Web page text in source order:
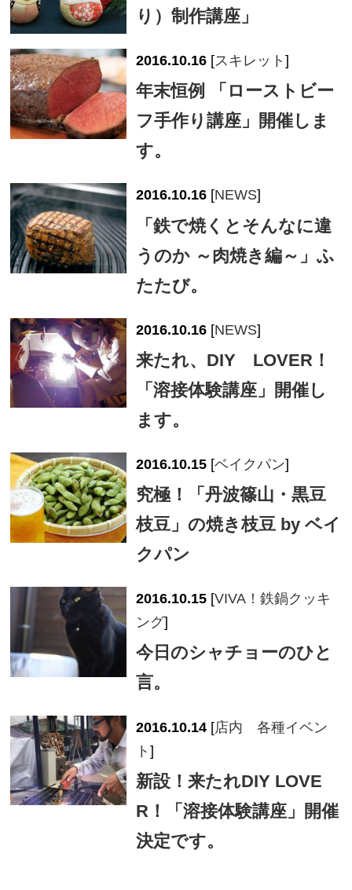
り）制作講座」
2016.10.16 [スキレット]
年末恒例 「ローストビー
フ手作り講座」開催しま
す。
2016.10.16 [NEWS]
「鉄で焼くとそんなに違
うのか ～肉焼き編～」ふ
たたび。
2016.10.16 [NEWS]
来たれ、DIY LOVER！
「溶接体験講座」開催し
ます。
2016.10.15 [ベイクパン]
究極！「丹波篠山・黒豆
枝豆」の焼き枝豆 by ベイ
クパン
2016.10.15 [VIVA！鉄鍋クッキ
ング]
今日のシャチョーのひと
言。
2016.10.14 [店内 各種イベン
ト]
新設！来たれDIY LOVE
R！「溶接体験講座」開催
決定です。